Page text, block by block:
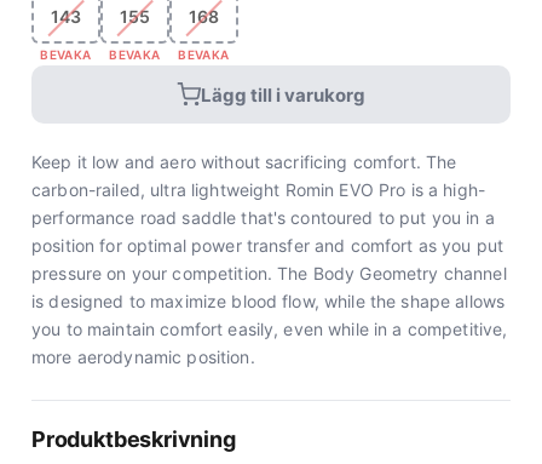
143
BEVAKA
155
BEVAKA
168
BEVAKA
Lägg till i varukorg
Keep it low and aero without sacrificing comfort. The
carbon-railed, ultra lightweight Romin EVO Pro is a high-
performance road saddle that's contoured to put you in a
position for optimal power transfer and comfort as you put
pressure on your competition. The Body Geometry channel
is designed to maximize blood flow, while the shape allows
you to maintain comfort easily, even while in a competitive,
more aerodynamic position.
Produktbeskrivning